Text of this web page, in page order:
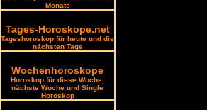
Monate
Tages-Horoskope.net
Tageshoroskop für heute und die
nächsten Tage
Wochenhoroskope
Horoskop für diese Woche,
nächste Woche und Single
Horoskop